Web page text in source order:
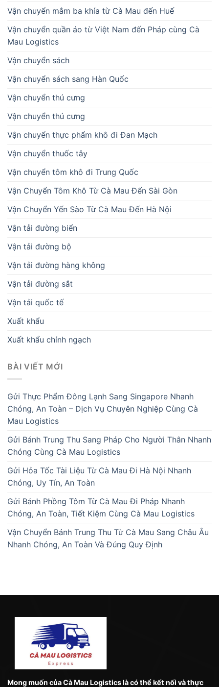
Vận chuyển mắm ba khía từ Cà Mau đến Huế
Vận chuyển quần áo từ Việt Nam đến Pháp cùng Cà
Mau Logistics
Vận chuyển sách
Vận chuyển sách sang Hàn Quốc
Vận chuyển thú cưng
Vận chuyển thú cưng
Vận chuyển thực phẩm khô đi Đan Mạch
Vận chuyển thuốc tây
Vận chuyển tôm khô đi Trung Quốc
Vận Chuyển Tôm Khô Từ Cà Mau Đến Sài Gòn
Vận Chuyển Yến Sào Từ Cà Mau Đến Hà Nội
Vận tải đường biển
Vận tải đường bộ
Vận tải đường hàng không
Vận tải đường sắt
Vận tải quốc tế
Xuất khẩu
Xuất khẩu chính ngạch
BÀI VIẾT MỚI
Gửi Thực Phẩm Đông Lạnh Sang Singapore Nhanh
Chóng, An Toàn – Dịch Vụ Chuyên Nghiệp Cùng Cà
Mau Logistics
Gửi Bánh Trung Thu Sang Pháp Cho Người Thân Nhanh
Chóng Cùng Cà Mau Logistics
Gửi Hỏa Tốc Tài Liệu Từ Cà Mau Đi Hà Nội Nhanh
Chóng, Uy Tín, An Toàn
Gửi Bánh Phồng Tôm Từ Cà Mau Đi Pháp Nhanh
Chóng, An Toàn, Tiết Kiệm Cùng Cà Mau Logistics
Vận Chuyển Bánh Trung Thu Từ Cà Mau Sang Châu Âu
Nhanh Chóng, An Toàn Và Đúng Quy Định
Mong muốn của Cà Mau Logistics là có thể kết nối và thực